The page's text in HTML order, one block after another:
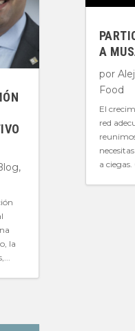
,
la
A
por
Food
El
red
a ciegas.